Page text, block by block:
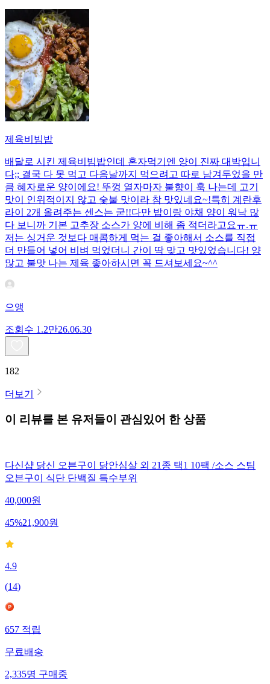
제육비빔밥
배달로 시킨 제육비빔밥인데 혼자먹기엔 양이 진짜 대박입니
다;; 결국 다 못 먹고 다음날까지 먹으려고 따로 남겨두었을 만
큼 혜자로운 양이에요! 뚜껑 열자마자 불향이 훅 나는데 고기
맛이 인위적이지 않고 숯불 맛이라 참 맛있네요~!특히 계란후
라이 2개 올려주는 센스는 굳!! ​다만 밥이랑 야채 양이 워낙 많
다 보니까 기본 고추장 소스가 양에 비해 좀 적더라고요ㅠ.ㅠ
저는 싱거운 것보다 매콤하게 먹는 걸 좋아해서 소스를 직접
더 만들어 넣어 비벼 먹었더니 간이 딱 맞고 맛있었습니다! 양
많고 불맛 나는 제육 좋아하시면 꼭 드셔보세요~^^
으앵
조회수 1.2만26.06.30
182
더보기
이 리뷰를 본 유저들이 관심있어 한 상품
다신샵 닭신 오븐구이 닭안심살 외 21종 택1 10팩 /소스 스팀
오븐구이 식단 단백질 특수부위
40,000원
45%21,900원
4.9
(14)
657적립
무료배송
2,335명구매중